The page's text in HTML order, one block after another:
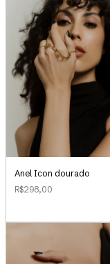
Anel Icon dourado
R$298,00